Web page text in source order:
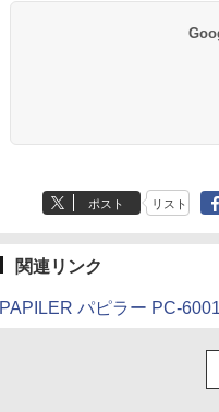
ポスト リスト
関連リンク
PAPILER パピラー PC-